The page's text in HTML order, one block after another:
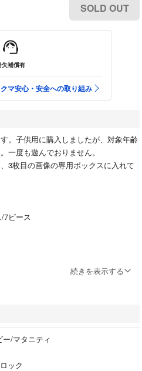
SOLD OUT
失補償有
マ安心・安全への取り組み
。子供用に購入しましたが、対象年齢
一度も遊んでおりません。
3枚目の画像の専用ボックスに入れて
7ピース
ちゃに興味がある方
は、差し込んだり、組み合わせたり
方が可能！木の組み合わせ方を学びな
ます。
続きを表示する
ー/マタニティ
ック